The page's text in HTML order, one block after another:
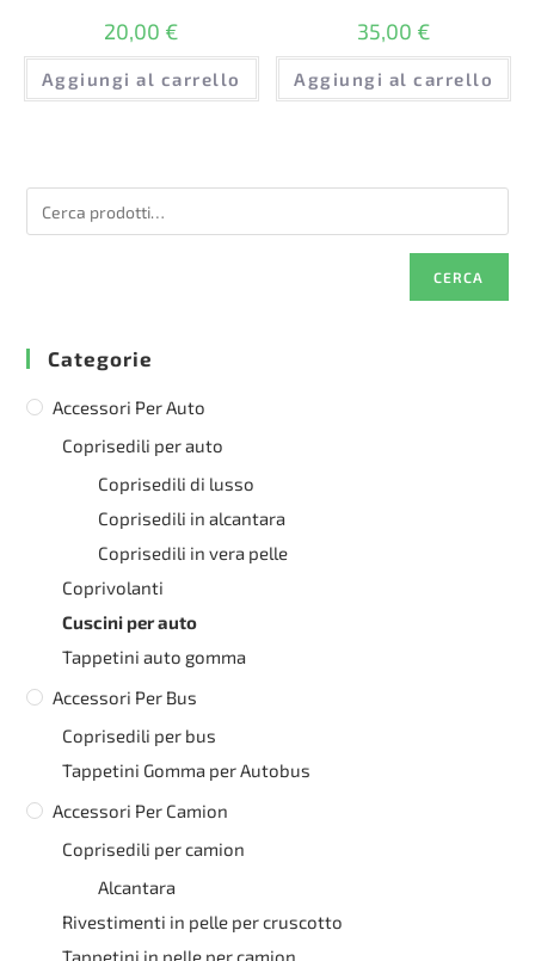
20,00 €
Aggiungi al carrello
35,00 €
Aggiungi al carrello
CERCA
Categorie
Accessori Per Auto
Coprisedili per auto
Coprisedili di lusso
Coprisedili in alcantara
Coprisedili in vera pelle
Coprivolanti
Cuscini per auto
Tappetini auto gomma
Accessori Per Bus
Coprisedili per bus
Tappetini Gomma per Autobus
Accessori Per Camion
Coprisedili per camion
Alcantara
Rivestimenti in pelle per cruscotto
Tappetini in pelle per camion